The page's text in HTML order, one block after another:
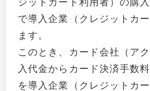
で導入企業（クレジットカ
ます。
このとき、カード会社（ア
入代金からカード決済手数
を導入企業（クレジットカ